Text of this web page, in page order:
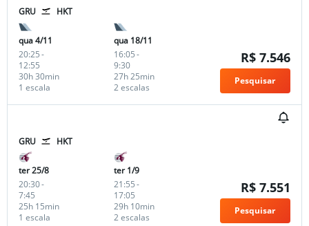
GRU HKT
qua 4/11
20:25-
12:55
1 escala
30h 30min
qua 18/11
16:05-
9:30
2 escalas
27h 25min
R$ 7.546
Pesquisar
GRU HKT
ter 25/8
20:30-
7:45
1 escala
25h 15min
ter 1/9
21:55-
17:05
2 escalas
29h 10min
R$ 7.551
Pesquisar